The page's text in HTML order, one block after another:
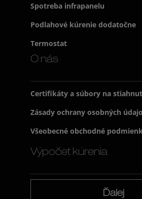
Spotreba infrapanelu
Podlahové kúrenie dodatočne
Termostat
O nás
Certifikáty a súbory na
Zásady ochrany osobných
Všeobecné obchodné
Výpočet kúrenia
Ďalej